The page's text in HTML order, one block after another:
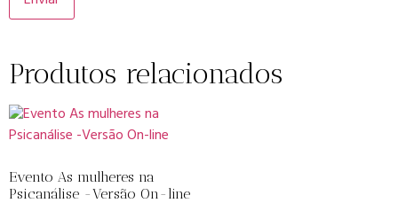
Produtos relacionados
Evento As mulheres na
Psicanálise -Versão On-line